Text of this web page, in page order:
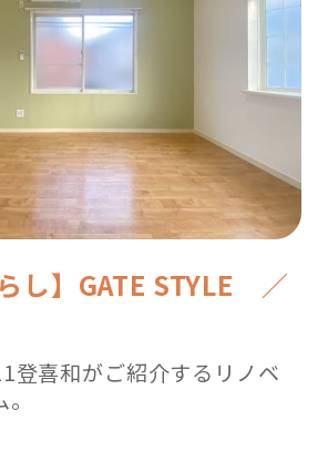
し】GATE STYLE ／
登喜和がご紹介するリノベ